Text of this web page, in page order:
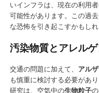
いインフラは、現在の利用
可能性があります。この過
な恐怖を引き起こすかもしれ
汚染物質とアレル
交通の問題に加えて、 アル
も慎重に検討する必要があ
研究は、空気中の生物粒子